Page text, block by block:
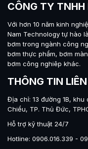
CÔNG TY
Với hơn 10 năm kinh
Nam Technologytự hào
bơm trong ngành công
bơm thực phẩm, bơm
bơm công nghiêp khác.
THÔNG TIN LIÊN
Địa chỉ: 13 đường 1B,
Chiểu, TP. Thủ Đức,
Hỗ trợ kỹ thuật 24/7
Hotline: 0906.016.339 -